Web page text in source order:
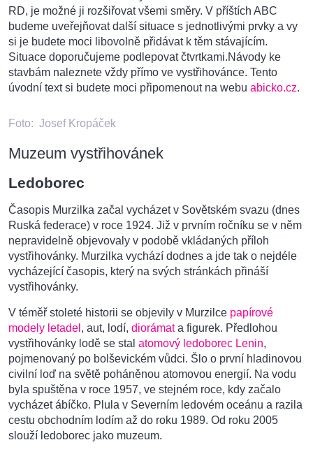
RD, je možné ji rozšiřovat všemi směry. V příštích ABC
budeme uveřejňovat další situace s jednotlivými prvky a vy
si je budete moci libovolně přidávat k těm stávajícím.
Situace doporučujeme podlepovat čtvrtkami.Návody ke
stavbám naleznete vždy přímo ve vystřihovánce. Tento
úvodní text si budete moci připomenout na webu abicko.cz.
Foto: Josef Kropáček
Muzeum vystřihovánek
Ledoborec
Časopis Murzilka začal vycházet v Sovětském svazu (dnes
Ruská federace) v roce 1924. Již v prvním ročníku se v něm
nepravidelně objevovaly v podobě vkládaných příloh
vystřihovánky. Murzilka vychází dodnes a jde tak o nejdéle
vycházející časopis, který na svých stránkách přináší
vystřihovánky.
V téměř stoleté historii se objevily v Murzilce papírové
modely letadel , aut, lodí, diorámata figurek. Předlohou
vystřihovánky lodě se stal atomový ledoborec Lenin,
pojmenovaný po bolševickém vůdci. Šlo o první hladinovou
civilní loď na světě poháněnou atomovou energií. Na vodu
byla spuštěna v roce 1957, ve stejném roce, kdy začalo
vycházet ábíčko. Plula v Severním ledovém oceánu a razila
cestu obchodním lodím až do roku 1989. Od roku 2005
slouží ledoborec jako muzeum.